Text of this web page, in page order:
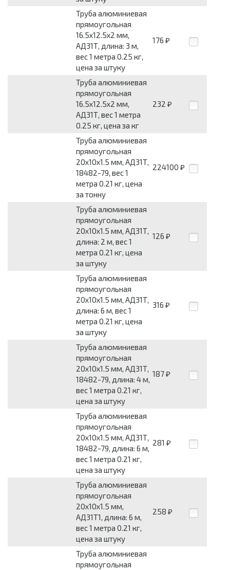
Труба алюминиевая
прямоугольная
16.5x12.5x2 мм,
АД31Т, длина: 3 м,
вес 1 метра 0.25 кг,
цена за штуку
176 ₽
Труба алюминиевая
прямоугольная
16.5x12.5x2 мм,
АД31Т, вес 1 метра
0.25 кг, цена за кг
232 ₽
Труба алюминиевая
прямоугольная
20x10x1.5 мм, АД31Т,
18482-79, вес 1
метра 0.21 кг, цена
за тонну
224100 ₽
Труба алюминиевая
прямоугольная
20x10x1.5 мм, АД31Т,
длина: 2 м, вес 1
метра 0.21 кг, цена
за штуку
126 ₽
Труба алюминиевая
прямоугольная
20x10x1.5 мм, АД31Т,
длина: 6 м, вес 1
метра 0.21 кг, цена
за штуку
316 ₽
Труба алюминиевая
прямоугольная
20x10x1.5 мм, АД31Т,
18482-79, длина: 4 м,
вес 1 метра 0.21 кг,
цена за штуку
187 ₽
Труба алюминиевая
прямоугольная
20x10x1.5 мм, АД31Т,
18482-79, длина: 6 м,
вес 1 метра 0.21 кг,
цена за штуку
281 ₽
Труба алюминиевая
прямоугольная
20x10x1.5 мм,
АД31Т1, длина: 6 м,
вес 1 метра 0.21 кг,
цена за штуку
258 ₽
Труба алюминиевая
прямоугольная